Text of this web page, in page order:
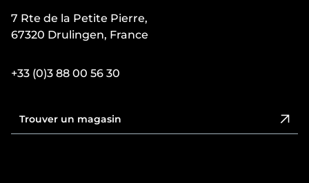
7 Rte de la Petite Pierre,
67320 Drulingen, France
+33 (0)3 88 00 56 30
Trouver un magasin